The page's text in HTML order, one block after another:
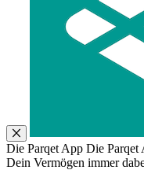
Die Parqet App Die Parqet
Dein Vermögen immer